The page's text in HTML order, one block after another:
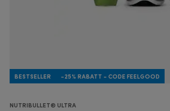
BESTSELLER -25% RABATT - CODE FEELGOOD
NUTRIBULLET® ULTRA